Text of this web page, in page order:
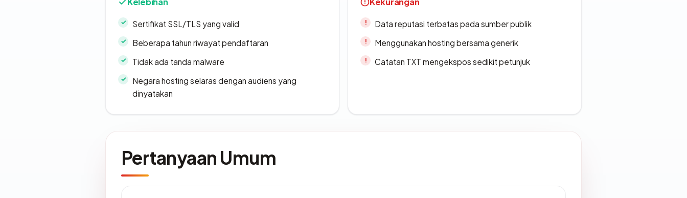
Sertifikat SSL/TLS yang valid
Beberapa tahun riwayat pendaftaran
Tidak ada tanda malware
Negara hosting selaras dengan audiens yang
dinyatakan
Data reputasi terbatas pada sumber publik
Menggunakan hosting bersama generik
Catatan TXT mengekspos sedikit petunjuk
Pertanyaan Umum